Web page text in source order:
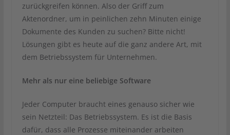
zurückgreifen können. Also der Griff zum
Aktenordner, um in peinlichen zehn Minuten einige
Dokumente des Kunden zu suchen? Bitte nicht!
Lösungen gibt es heute auf die ganz andere Art, mit
dem Betriebssystem für Unternehmen.
Mehr als nur eine beliebige Software
Jeder Computer braucht eines genauso sicher wie
sein Netzteil: Das Betriebssystem. Es ist die Basis
dafür, dass alle Prozesse miteinander arbeiten